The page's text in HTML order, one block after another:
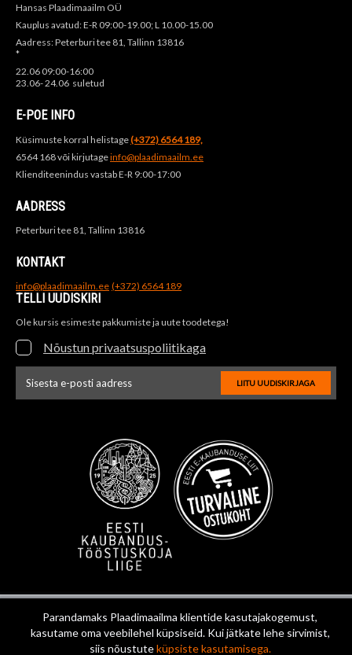
Parandamaks Plaadimaailma klientide kasutajakogemust,
kasutame oma veebilehel küpsiseid. Kui jätkate lehe sirvimist,
siis nõustuteküpsiste kasutamisega.
Hansas Plaadimaailm OÜ
Kauplus avatud: E-R 09:00-19.00; L 10.00-15.00
Aadress: Peterburi tee 81, Tallinn 13816
*
22.06 09:00-16:00
23.06- 24.06 suletud
E-POE INFO
Küsimuste korral helistage(+372) 6564 189,
6564 168 või kirjutageinfo@plaadimaailm.ee
Klienditeenindus vastab E-R 9:00-17:00
AADRESS
Peterburi tee 81, Tallinn 13816
KONTAKT
info@plaadimaailm.ee (+372) 6564 189
TELLI UUDISKIRI
Ole kursis esimeste pakkumiste ja uute toodetega!
Nõustun privaatsuspoliitikaga
LIITU UUDISKIRJAGA